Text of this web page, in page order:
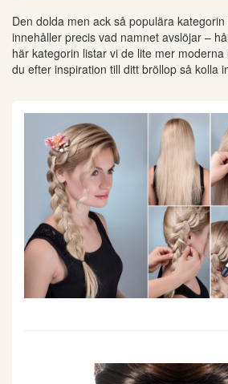
Den dolda men ack så populära
innehåller precis vad namnet avslöjar –
här kategorin listar vi de lite mer
du efter inspiration till ditt bröllop så kolla